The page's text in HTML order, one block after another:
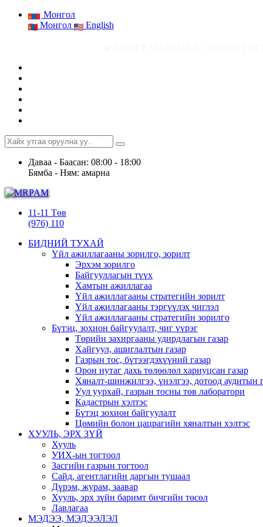
Монгол
Монгол
English
Даваа - Баасан: 08:00 - 18:00
Бямба - Ням: амарна
11-11 Төв
(976) 110
БИДНИЙ ТУХАЙ
Үйл ажиллагааны зорилго, зорилт
Эрхэм зорилго
Байгууллагын түүх
Хамтын ажиллагаа
Үйл ажиллагааны стратегийн зорилт
Үйл ажиллагааны тэргүүлэх чиглэл
Үйл ажиллагааны стратегийн зорилго
Бүтэц, зохион байгуулалт, чиг үүрэг
Төрийн захиргааны удирдлагын газар
Хайгуул, ашиглалтын газар
Газрын тос, бүтээгдэхүүний газар
Орон нутаг дахь төлөөлөл хариуцсан газар
Хяналт-шинжилгээ, үнэлгээ, дотоод аудитын
Уул уурхай, газрын тосны төв лаборатори
Кадастрын хэлтэс
Бүтэц зохион байгуулалт
Цөмийн болон цацрагийн хяналтын хэлтэс
ХУУЛЬ, ЭРХ ЗҮЙ
Хууль
УИХ-ын тогтоол
Засгийн газрын тогтоол
Сайд, агентлагийн даргын тушаал
Дүрэм, журам, заавар
Хууль, эрх зүйн баримт бичгийн төсөл
Лавлагаа
МЭДЭЭ, МЭДЭЭЛЭЛ